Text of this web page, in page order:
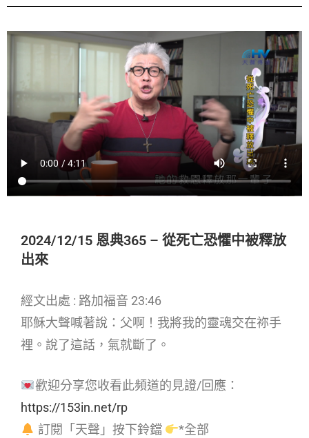
2024/12/15 恩典365 – 從死亡恐懼中被釋放
出來
經文出處 : 路加福音 23:46
耶穌大聲喊著說：父啊！我將我的靈魂交在祢手
裡。說了這話，氣就斷了。
歡迎分享您收看此頻道的見證/回應：
https://153in.net/rp
訂閱「天聲」按下鈴鐺
*全部